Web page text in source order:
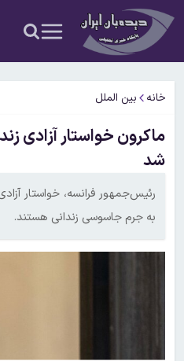
خانه بین الملل
ماکرون خواستار آزادی
شد
رئیس‌جمهور فرانسه، خواستار
به جرم جاسوسی زندانی هستند.